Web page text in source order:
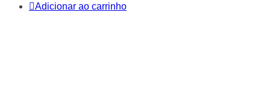
Adicionar ao carrinho